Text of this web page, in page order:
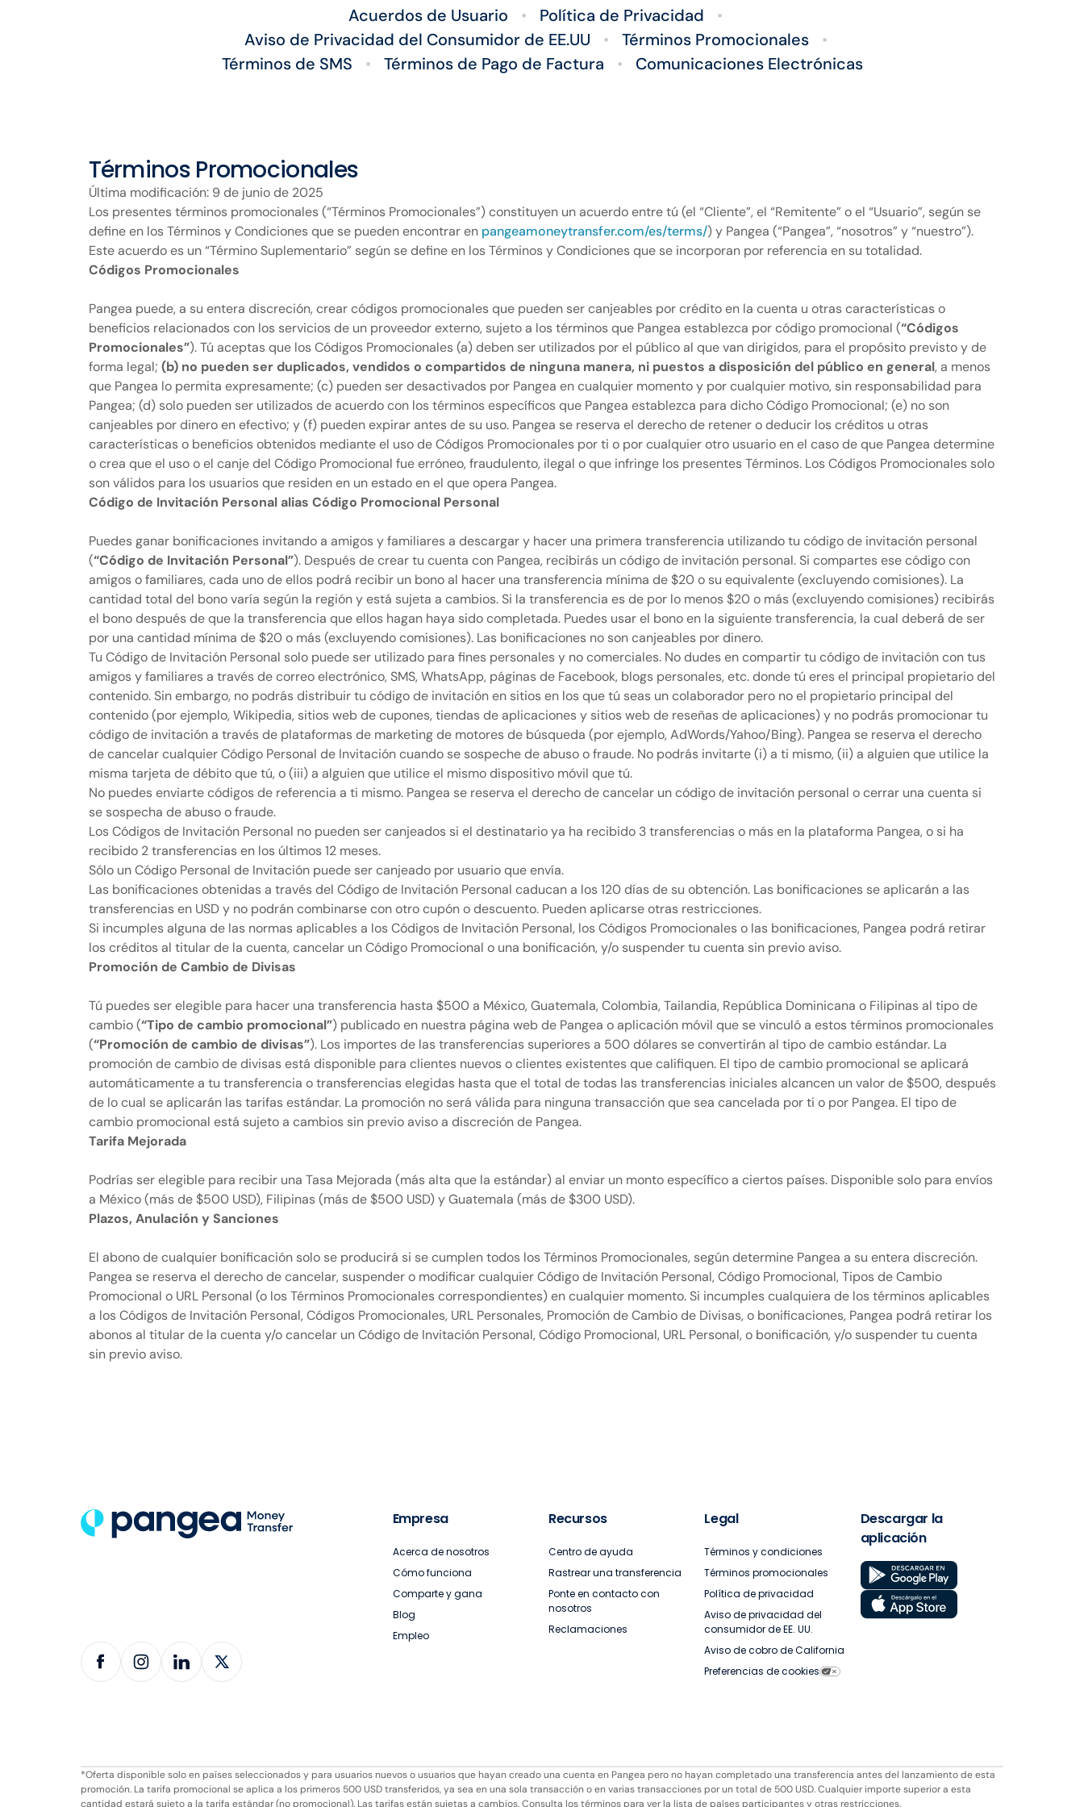
Acuerdos de Usuario • Política de Privacidad
•
Aviso de Privacidad del Consumidor de EE.UU
• Términos Promocionales
•
Términos de SMS
• Términos de Pago de Factura • Comunicaciones Electrónicas
Términos Promocionales
Última modificación: 9 de junio de 2025
Los presentes términos promocionales (“Términos Promocionales”) constituyen un acuerdo entre tú (el “Cliente”, el “Remitente” o el “Usuario”, según se
define en los Términos y Condiciones que se pueden encontrar en pangeamoneytransfer.com/es/terms/) y Pangea (“Pangea”, “nosotros” y “nuestro”).
Este acuerdo es un “Término Suplementario” según se define en los Términos y Condiciones que se incorporan por referencia en su totalidad.
Códigos Promocionales
Pangea puede, a su entera discreción, crear códigos promocionales que pueden ser canjeables por crédito en la cuenta u otras características o
beneficios relacionados con los servicios de un proveedor externo, sujeto a los términos que Pangea establezca por código promocional (“Códigos
Promocionales”). Tú aceptas que los Códigos Promocionales (a) deben ser utilizados por el público al que van dirigidos, para el propósito previsto y de
forma legal; (b) no pueden ser duplicados, vendidos o compartidos de ninguna manera, ni puestos a disposición del público en general, a menos
que Pangea lo permita expresamente; (c) pueden ser desactivados por Pangea en cualquier momento y por cualquier motivo, sin responsabilidad para
Pangea; (d) solo pueden ser utilizados de acuerdo con los términos específicos que Pangea establezca para dicho Código Promocional; (e) no son
canjeables por dinero en efectivo; y (f) pueden expirar antes de su uso. Pangea se reserva el derecho de retener o deducir los créditos u otras
características o beneficios obtenidos mediante el uso de Códigos Promocionales por ti o por cualquier otro usuario en el caso de que Pangea determine
o crea que el uso o el canje del Código Promocional fue erróneo, fraudulento, ilegal o que infringe los presentes Términos. Los Códigos Promocionales solo
son válidos para los usuarios que residen en un estado en el que opera Pangea.
Código de Invitación Personal alias Código Promocional Personal
Puedes ganar bonificaciones invitando a amigos y familiares a descargar y hacer una primera transferencia utilizando tu código de invitación personal
(“Código de Invitación Personal”). Después de crear tu cuenta con Pangea, recibirás un código de invitación personal. Si compartes ese código con
amigos o familiares, cada uno de ellos podrá recibir un bono al hacer una transferencia mínima de $20 o su equivalente (excluyendo comisiones). La
cantidad total del bono varía según la región y está sujeta a cambios. Si la transferencia es de por lo menos $20 o más (excluyendo comisiones) recibirás
el bono después de que la transferencia que ellos hagan haya sido completada. Puedes usar el bono en la siguiente transferencia, la cual deberá de ser
por una cantidad mínima de $20 o más (excluyendo comisiones). Las bonificaciones no son canjeables por dinero.
Tu Código de Invitación Personal solo puede ser utilizado para fines personales y no comerciales. No dudes en compartir tu código de invitación con tus
amigos y familiares a través de correo electrónico, SMS, WhatsApp, páginas de Facebook, blogs personales, etc. donde tú eres el principal propietario del
contenido. Sin embargo, no podrás distribuir tu código de invitación en sitios en los que tú seas un colaborador pero no el propietario principal del
contenido (por ejemplo, Wikipedia, sitios web de cupones, tiendas de aplicaciones y sitios web de reseñas de aplicaciones) y no podrás promocionar tu
código de invitación a través de plataformas de marketing de motores de búsqueda (por ejemplo, AdWords/Yahoo/Bing). Pangea se reserva el derecho
de cancelar cualquier Código Personal de Invitación cuando se sospeche de abuso o fraude. No podrás invitarte (i) a ti mismo, (ii) a alguien que utilice la
misma tarjeta de débito que tú, o (iii) a alguien que utilice el mismo dispositivo móvil que tú.
No puedes enviarte códigos de referencia a ti mismo. Pangea se reserva el derecho de cancelar un código de invitación personal o cerrar una cuenta si
se sospecha de abuso o fraude.
Los Códigos de Invitación Personal no pueden ser canjeados si el destinatario ya ha recibido 3 transferencias o más en la plataforma Pangea, o si ha
recibido 2 transferencias en los últimos 12 meses.
Sólo un Código Personal de Invitación puede ser canjeado por usuario que envía.
Las bonificaciones obtenidas a través del Código de Invitación Personal caducan a los 120 días de su obtención. Las bonificaciones se aplicarán a las
transferencias en USD y no podrán combinarse con otro cupón o descuento. Pueden aplicarse otras restricciones.
Si incumples alguna de las normas aplicables a los Códigos de Invitación Personal, los Códigos Promocionales o las bonificaciones, Pangea podrá retirar
los créditos al titular de la cuenta, cancelar un Código Promocional o una bonificación, y/o suspender tu cuenta sin previo aviso.
Promoción de Cambio de Divisas
Tú puedes ser elegible para hacer una transferencia hasta $500 a México, Guatemala, Colombia, Tailandia, República Dominicana o Filipinas al tipo de
cambio (“Tipo de cambio promocional”) publicado en nuestra página web de Pangea o aplicación móvil que se vinculó a estos términos promocionales
(“Promoción de cambio de divisas”). Los importes de las transferencias superiores a 500 dólares se convertirán al tipo de cambio estándar. La
promoción de cambio de divisas está disponible para clientes nuevos o clientes existentes que califiquen. El tipo de cambio promocional se aplicará
automáticamente a tu transferencia o transferencias elegidas hasta que el total de todas las transferencias iniciales alcancen un valor de $500, después
de lo cual se aplicarán las tarifas estándar. La promoción no será válida para ninguna transacción que sea cancelada por ti o por Pangea. El tipo de
cambio promocional está sujeto a cambios sin previo aviso a discreción de Pangea.
Tarifa Mejorada
Podrías ser elegible para recibir una Tasa Mejorada (más alta que la estándar) al enviar un monto específico a ciertos países. Disponible solo para envíos
a México (más de $500 USD), Filipinas (más de $500 USD) y Guatemala (más de $300 USD).
Plazos, Anulación y Sanciones
El abono de cualquier bonificación solo se producirá si se cumplen todos los Términos Promocionales, según determine Pangea a su entera discreción.
Pangea se reserva el derecho de cancelar, suspender o modificar cualquier Código de Invitación Personal, Código Promocional, Tipos de Cambio
Promocional o URL Personal (o los Términos Promocionales correspondientes) en cualquier momento. Si incumples cualquiera de los términos aplicables
a los Códigos de Invitación Personal, Códigos Promocionales, URL Personales, Promoción de Cambio de Divisas, o bonificaciones, Pangea podrá retirar los
abonos al titular de la cuenta y/o cancelar un Código de Invitación Personal, Código Promocional, URL Personal, o bonificación, y/o suspender tu cuenta
sin previo aviso.
Empresa
Acerca de nosotros
Cómo funciona
Comparte y gana
Blog
Empleo
Recursos
Centro de ayuda
Rastrear una transferencia
Ponte en contacto con
nosotros
Reclamaciones
Legal
Términos y condiciones
Términos promocionales
Política de privacidad
Aviso de privacidad del
consumidor de EE. UU.
Aviso de cobro de California
Preferencias de cookies
Descargar la
aplicación
*Oferta disponible solo en países seleccionados y para usuarios nuevos o usuarios que hayan creado una cuenta en Pangea pero no hayan completado una transferencia antes del lanzamiento de esta
promoción. La tarifa promocional se aplica a los primeros 500 USD transferidos, ya sea en una sola transacción o en varias transacciones por un total de 500 USD. Cualquier importe superior a esta
cantidad estará sujeto a la tarifa estándar (no promocional). Las tarifas están sujetas a cambios. Consulta los términos para ver la lista de países participantes y otras restricciones.